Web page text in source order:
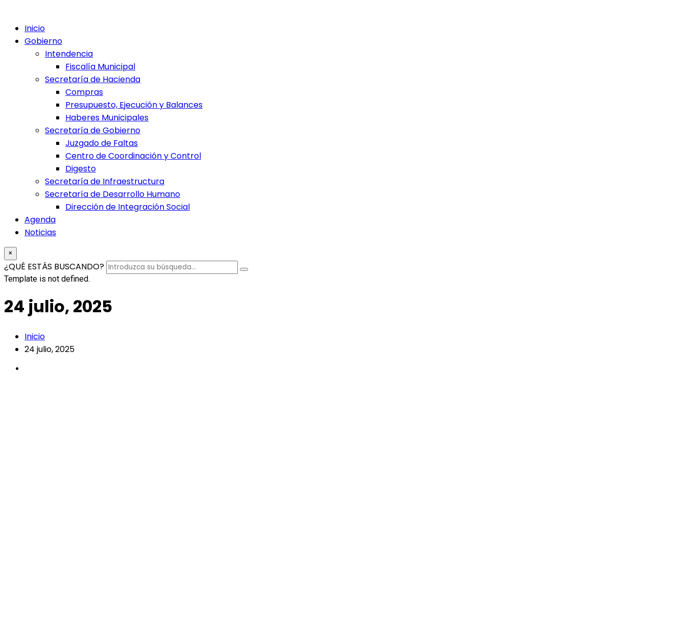
Inicio
Gobierno
Intendencia
Fiscalía Municipal
Secretaría de Hacienda
Compras
Presupuesto, Ejecución y Balances
Haberes Municipales
Secretaría de Gobierno
Juzgado de Faltas
Centro de Coordinación y Control
Digesto
Secretaría de Infraestructura
Secretaría de Desarrollo Humano
Dirección de Integración Social
Agenda
Noticias
×
¿QUÉ ESTÁS BUSCANDO?
Template is not defined.
24 julio, 2025
Inicio
24 julio, 2025